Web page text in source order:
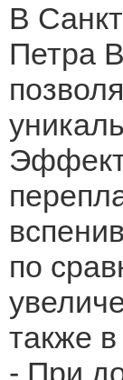
В
Петра
Эффект
по
также
- При